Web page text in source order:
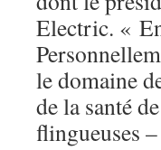
Electric. «
le domaine
de la santé
flingueuses